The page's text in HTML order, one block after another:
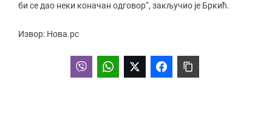
би се дао неки коначан одговор“, закључио је Бркић.
Извор: Нова.рс